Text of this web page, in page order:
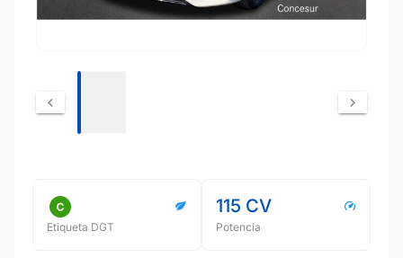
Etiqueta DGT
115 CV
Potencia